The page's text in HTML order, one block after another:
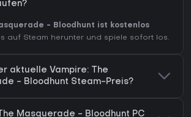
- Bloodhunt ist kostenlos
auf Steam herunter und spiele sofort los.
aktuelle Vampire: The
- Bloodhunt Steam-Preis?
Masquerade - Bloodhunt PC